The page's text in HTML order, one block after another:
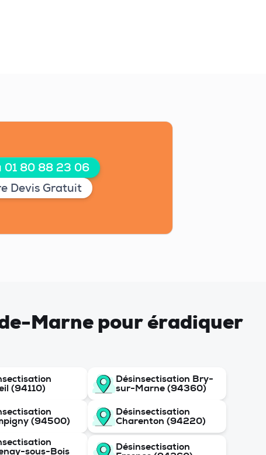
01 80 88 23 06
Devis Gratuit
Marne pour éradiquer
(94110)
Désinsectisation Bry-
sur-Marne (94360)
(94500)
Désinsectisation
Charenton (94220)
sous-Bois
Désinsectisation